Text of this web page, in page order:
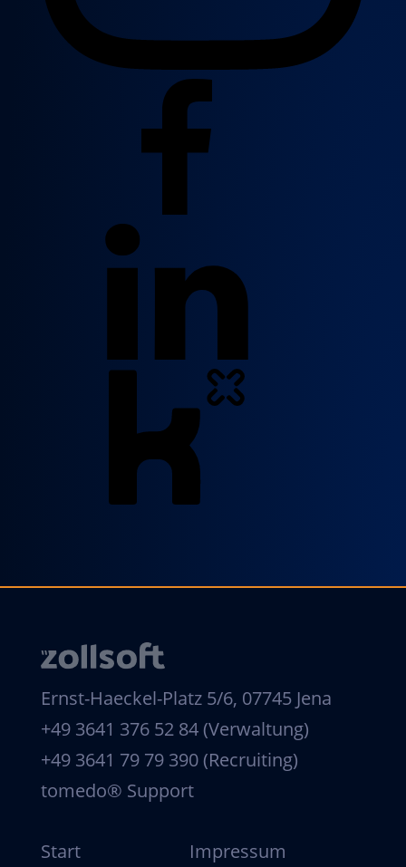
Ernst-Haeckel-Platz 5/6, 07745 Jena
+49 3641 376 52 84 (Verwaltung)
+49 3641 79 79 390 (Recruiting)
tomedo® Support
Start Impressum